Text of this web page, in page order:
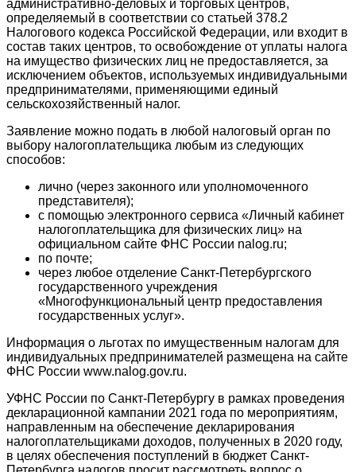
административно-деловых и торговых центров,
определяемый в соответствии со статьей 378.2
Налогового кодекса Российской Федерации, или входит в
состав таких центров, то освобождение от уплаты налога
на имущество физических лиц не предоставляется, за
исключением объектов, используемых индивидуальными
предпринимателями, применяющими единый
сельскохозяйственный налог.
Заявление можно подать в любой налоговый орган по
выбору налогоплательщика любым из следующих
способов:
лично (через законного или уполномоченного
представителя);
с помощью электронного сервиса «Личный кабинет
налогоплательщика для физических лиц» на
официальном сайте ФНС России nalog.ru;
по почте;
через любое отделение Санкт-Петербургского
государственного учреждения
«Многофункциональный центр предоставления
государственных услуг».
Информация о льготах по имущественным налогам для
индивидуальных предпринимателей размещена на сайте
ФНС России www.nalog.gov.ru.
УФНС России по Санкт-Петербургу в рамках проведения
декларационной кампании 2021 года по мероприятиям,
направленным на обеспечение декларирования
налогоплательщиками доходов, полученных в 2020 году,
в целях обеспечения поступлений в бюджет Санкт-